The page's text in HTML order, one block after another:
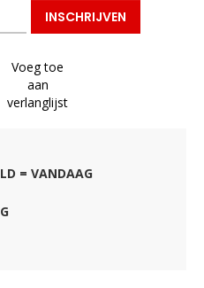
INSCHRIJVEN
Voeg toe
aan
verlanglijst
= VANDAAG